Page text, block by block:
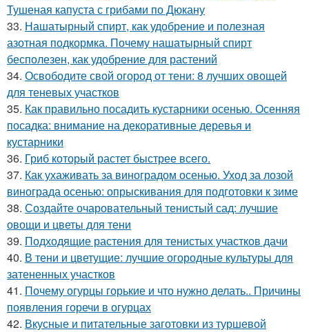
Тушеная капуста с грибами по Дюкану
33. Нашатырный спирт, как удобрение и полезная
азотная подкормка. Почему нашатырный спирт
бесполезен, как удобрение для растений
34. Освободите свой огород от тени: 8 лучших овощей
для теневых участков
35. Как правильно посадить кустарники осенью. Осенняя
посадка: внимание на декоративные деревья и
кустарники
36. Гриб который растет быстрее всего.
37. Как ухаживать за виноградом осенью. Уход за лозой
винограда осенью: опрыскивания для подготовки к зиме
38. Создайте очаровательный тенистый сад: лучшие
овощи и цветы для тени
39. Подходящие растения для тенистых участков дачи
40. В тени и цветущие: лучшие огородные культуры для
затененных участков
41. Почему огурцы горькие и что нужно делать.. Причины
появления горечи в огурцах
42. Вкусные и питательные заготовки из туршевой